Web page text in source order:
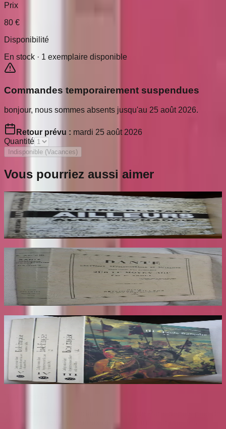
Prix
80 €
Disponibilité
En stock · 1 exemplaire disponible
Commandes temporairement suspendues
bonjour, nous sommes absents jusqu'au 25 août 2026.
Retour prévu : mardi 25 août 2026
Quantité
Indisponible (Vacances)
Vous pourriez aussi aimer
Ailleurs
RESTANY Pierre
65€
Dante Hérétique et Révolutionnaire et
Socialiste
AROUX
€
Ecole Francaise. Catalogue Sommaire des
Peintures du Musée du Louvre et du Musée
d'Orsay. 3 Volumes : III, IV et V
COMPIN isabelle
70€